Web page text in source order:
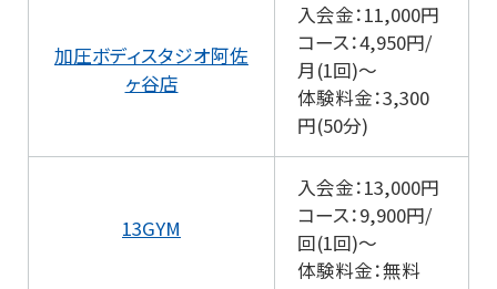
加圧ボディスタジオ阿佐
ヶ谷店
入会金：11,000円
コース：4,950円/
月(1回)～
体験料金：3,300
円(50分)
13GYM
入会金：13,000円
コース：9,900円/
回(1回)～
体験料金：無料